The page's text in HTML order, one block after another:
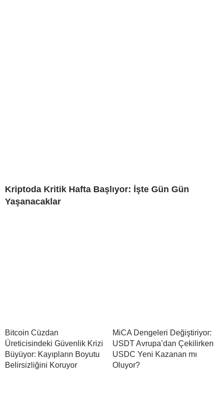
Kriptoda Kritik Hafta Başlıyor: İşte Gün Gün
Yaşanacaklar
Bitcoin Cüzdan
Üreticisindeki Güvenlik Krizi
Büyüyor: Kayıpların Boyutu
Belirsizliğini Koruyor
MiCA Dengeleri Değiştiriyor:
USDT Avrupa’dan Çekilirken
USDC Yeni Kazanan mı
Oluyor?